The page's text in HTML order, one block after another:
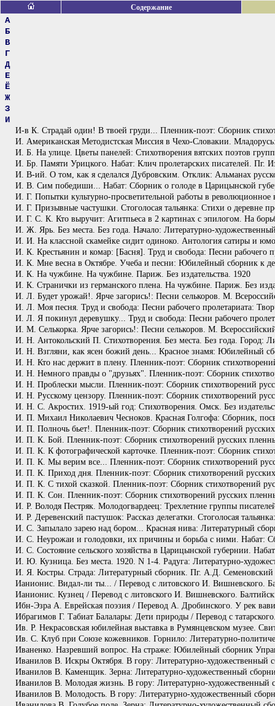
Содержание
А
Б
В
Г
Д
Е
Ё
Ж
З
И
И-в К. Страдай один! В твоей груди... Пленник-поэт: Сборник
И. Американская Методистская Миссия в Чехо-Словакии.
И. Б. На улице. Цветы панелей: Стихотворения вятских поэтов
И. Бр. Памяти Урицкого. Набат: Клич пролетарских писателей. Пг.
И. В-ий. О том, как я сделался Дубровским. Отклик: Альманах
И. В. Сим победиши... Набат: Сборник о голоде в Царицынской
И. Г. Попытки культурно-просветительной работы в
И. Г. Призывные частушки. Стоголосая тальянка: Стихи о деревне
И. Г. С. К. Кто выручит: Агитпьеса в 2 картинах с эпилогом. На
И. Ж. Ярь. Без места. Без года. Начало: Литературно-
И. И. На классной скамейке сидит одиноко. Антология сатиры и
И. К. Крестьянин и комар: [Басня]. Труд и свобода: Песни рабочего
И. К. Мне весна в Октябре. Учеба и песни: Юбилейный сборник к
И. К. На чужбине. На чужбине. Париж. Без издательства. 1920
И. К. Странички из германского плена. На чужбине. Париж. Без
И. Л. Будет урожай!. Ярче загорись!: Песни селькоров. М.
И. Л. Моя песня. Труд и свобода: Песни рабочего пролетариата:
И. Л. Я покинул деревушку... Труд и свобода: Песни рабочего
И. М. Селькорка. Ярче загорись!: Песни селькоров. М.
И. Н. Антокольский П. Стихотворения. Без места. Без года. Город:
И. Н. Взгляни, как ясен божий день... Красное знамя: Юбилейный
И. Н. Кто нас держит в плену. Пленник-поэт: Сборник
И. Н. Немного правды о "друзьях". Пленник-поэт: Сборник
И. Н. Проблески мысли. Пленник-поэт: Сборник стихотворений
И. Н. Русскому цензору. Пленник-поэт: Сборник стихотворений
И. Н. С. Акростих. 1919-ый год: Стихотворения. Омск. Без
И. П. Михаил Николаевич Чесноков. Красная Голгофа: Сборник,
И. П. Полночь бьет!. Пленник-поэт: Сборник стихотворений
И. П. К. Бой. Пленник-поэт: Сборник стихотворений русских
И. П. К. К фотографической карточке. Пленник-поэт: Сборник
И. П. К. Мы верим все... Пленник-поэт: Сборник стихотворений
И. П. К. Приход дня. Пленник-поэт: Сборник стихотворений
И. П. К. С тихой сказкой. Пленник-поэт: Сборник стихотворений
И. П. К. Сон. Пленник-поэт: Сборник стихотворений русских
И. Р. Володя Пестряк. Молодогвардеец: Трехлетние группы
И. Р. Деревенский пастушок: Рассказ делегатки. Стоголосая
И. С. Запылало зарею над бором... Красная нива: Литературный
И. С. Неурожаи и голодовки, их причины и борьба с ними. Набат:
И. С. Состояние сельского хозяйства в Царицынской губернии.
И. Ю. Кузница. Без места. 1920. N 1-4. Радуга: Литературно-
И. Я. Костры. Страда: Литературный сборник. Пг. А.Д.
Ианионис. Видал-ли ты... / Перевод с литовского И. Вишневского.
Ианионис. Кузнец / Перевод с литовского И. Вишневского.
Ибн-Эзра А. Еврейская поэзия / Перевод А. Дробинского. У рек
Ибрагимов Г. Табиат Балалары: Дети природы / Перевод с
Ив. Р. Некрасовская юбилейная выставка в Румянцевском музее.
Ив. С. Клуб при Союзе кожевников. Горнило: Литературно-
Иваненко. Назревший вопрос. На страже: Юбилейный сборник
Иванилов В. Искры Октября. В гору: Литературно-художественный
Иванилов В. Каменщик. Зерна: Литературно-художественный
Иванилов В. Молодая жизнь. В гору: Литературно-художественный
Иванилов В. Молодость. В гору: Литературно-художественный